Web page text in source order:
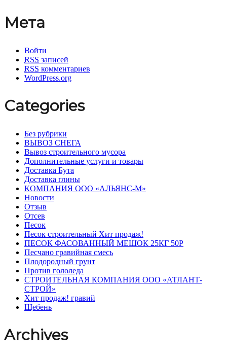
Мета
Войти
RSS записей
RSS комментариев
WordPress.org
Categories
Без рубрики
ВЫВОЗ СНЕГА
Вывоз строительного мусора
Дополнительные услуги и товары
Доставка Бута
Доставка глины
КОМПАНИЯ ООО «АЛЬЯНС-М»
Новости
Отзыв
Отсев
Песок
Песок строительный Хит продаж!
ПЕСОК ФАСОВАННЫЙ МЕШОК 25КГ 50Р
Песчано гравийная смесь
Плодородный грунт
Против гололеда
СТРОИТЕЛЬНАЯ КОМПАНИЯ ООО «АТЛАНТ-
СТРОЙ»
Хит продаж! гравий
Щебень
Archives